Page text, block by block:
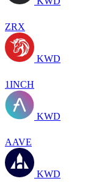
ZRX
KWD
1INCH
KWD
AAVE
KWD